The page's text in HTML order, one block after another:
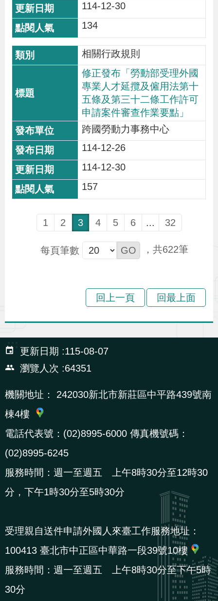
114-12-30
134
相關行政規則
修正發布「勞動部受理外國
專業人才延攬及僱用法第十
五條及第三十二條工作許可
申請案件審查作業要點」
跨國勞動力事務中心
114-12-26
114-12-30
157
1 2 3 4 5 6 ... 32
每頁筆數 622
回上一頁 回最上面
:::
更新日期
115-08-07
瀏覽人次
64351
機關地址：
242030新北市新莊區中平路439號南
棟4樓
電話代表號：(02)8995-6000 傳真機號碼：
(02)8995-6245
服務時間：週一至週五 上午8時30分至12時30
分，下午1時30分至5時30分
受理親自送件申請外國人來臺工作服務地址：
100413 臺北市中正區中華路一段39號10樓
服務時間：週一至週五 上午8時30分至下午5時
30分